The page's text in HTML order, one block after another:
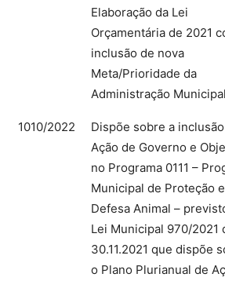
Elaboração da Lei
Orçamentária de 2021
inclusão de nova
Meta/Prioridade da
Administração
1010/2022
Dispõe sobre a
Ação de Governo e
no Programa 0111 –
Municipal de Proteção e
Defesa Animal –
Lei Municipal 970/2021
30.11.2021 que dispõe
o Plano Plurianual de